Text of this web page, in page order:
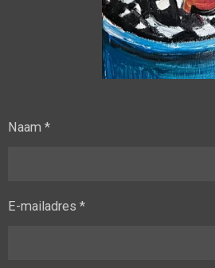
Naam *
E-mailadres *